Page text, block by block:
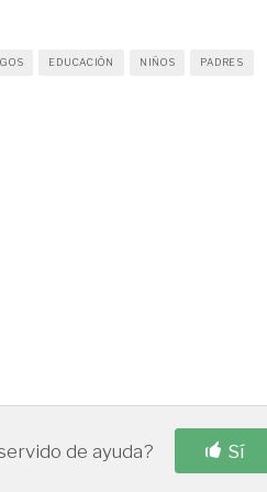
EDUCACIÓN NIÑOS PADRES
de ayuda? Sí